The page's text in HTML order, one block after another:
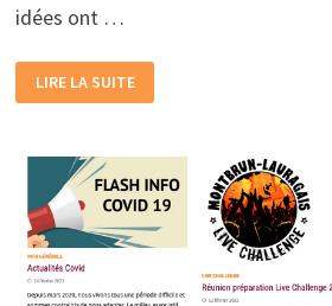
idées ont …
AUX
BÉNÉVOLES
LIRE LA SUITE